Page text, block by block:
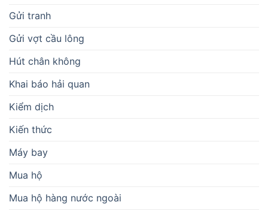
Gửi tranh
Gửi vợt cầu lông
Hút chân không
Khai báo hải quan
Kiểm dịch
Kiến thức
Máy bay
Mua hộ
Mua hộ hàng nước ngoài